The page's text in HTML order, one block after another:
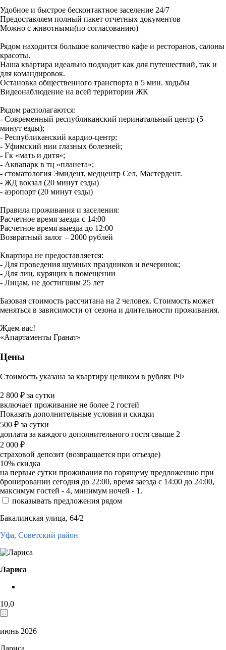
Удобное и быстрое бесконтактное заселение 24/7
Предоставляем полный пакет отчетных документов
Можно с животными(по согласованию)
Рядом находится большое количество кафе и ресторанов, салоны
красоты.
Наша квартира идеально подходит как для путешествий, так и
для командировок.
Остановка общественного транспорта в 5 мин. ходьбы
Видеонаблюдение на всей территории ЖК
Рядом располагаются:
- Современный республиканский перинатальный центр (5
минут езды);
- Республиканский кардио-центр;
- Уфимский нии глазных болезней;
- Гк «мать и дитя»;
- Аквапарк в тц «планета»;
- стоматология Эмидент, медцентр Сел, Мастердент.
- ЖД вокзал (20 минут езды)
- аэропорт (20 минут езды)
Правила проживания и заселения:
Расчетное время заезда с 14:00
Расчетное время выезда до 12:00
Возвратный залог – 2000 рублей
Квартира не предоставляется:
- Для проведения шумных праздников и вечеринок;
- Для лиц, курящих в помещении
- Лицам, не достигшим 25 лет
Базовая стоимость рассчитана на 2 человек. Стоимость может
меняться в зависимости от сезона и длительности проживания.
Ждем вас!
«Апартаменты Гранат»
Цены
Стоимость указана за квартиру целиком в рублях РФ
2 800 ₽ за сутки
включает проживание не более 2 гостей
Показать дополнительные условия и скидки
500 ₽ за сутки
доплата за каждого дополнительного гостя свыше 2
2 000 ₽
страховой депозит (возвращается при отъезде)
10% скидка
на первые сутки проживания по горящему предложению при
бронировании сегодня до 22:00, время заезда с 14:00 до 24:00,
максимум гостей - 4, минимум ночей - 1.
показывать предложения рядом
Бакалинская улица, 64/2
Уфа, Советский район
Лариса
10,0
июнь 2026
Лариса